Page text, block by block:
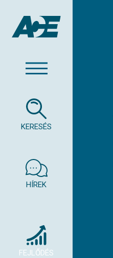
KERESÉS
HÍREK
FEJLŐDÉS